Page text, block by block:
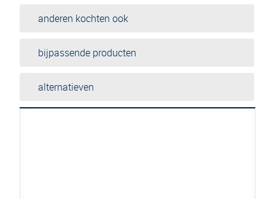
anderen kochten ook
bijpassende producten
alternatieven